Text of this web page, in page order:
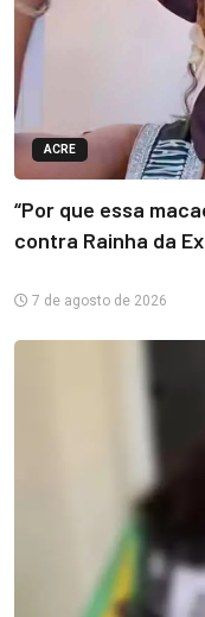
ACRE
“Por que essa
contra Rainha da
7 de agosto de 2026